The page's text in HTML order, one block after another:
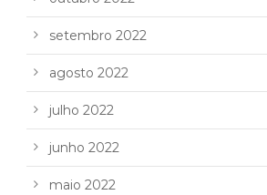
setembro 2022
agosto 2022
julho 2022
junho 2022
maio 2022